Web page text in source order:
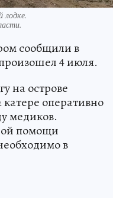
лодке.
сообщили в
4 июля.
на острове
оперативно
медиков.
помощи
в